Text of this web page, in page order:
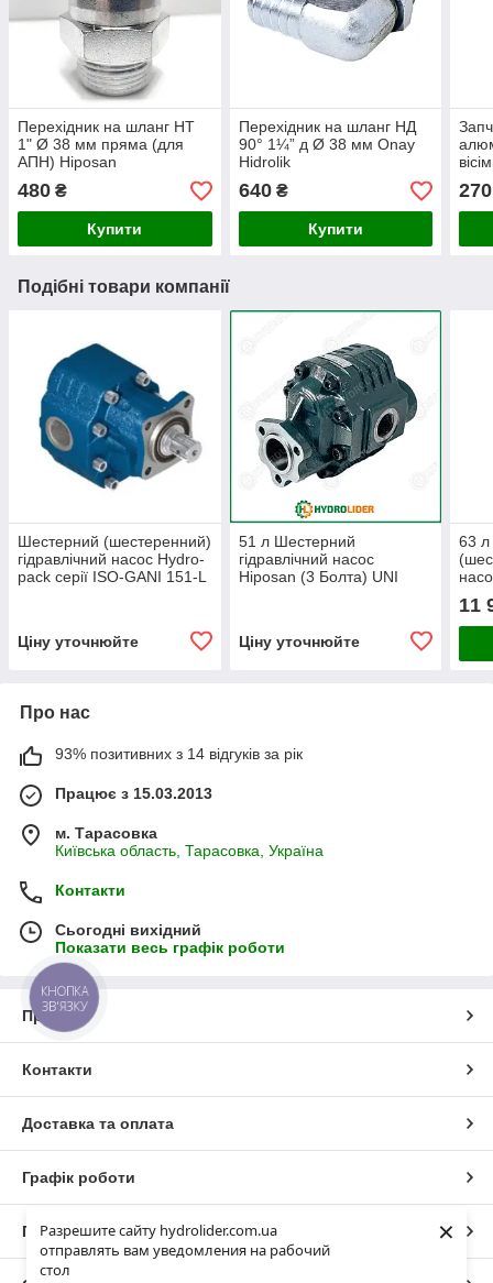
Разрешите сайту hydrolider.com.ua
отправлять вам уведомления на рабочий
стол
×
Перехідник на шланг НТ
1" Ø 38 мм пряма (для
АПН) Hiposan
480 ₴
Купити
Перехідник на шланг НД
90° 1¼” д Ø 38 мм Onay
Hidrolik
640₴
Купити
270
Подібні товари компанії
Шестерний (шестеренний)
гідравлічний насос Hydro-
pack серії ISO-GANI 151-L
Ціну уточнюйте
51 л Шестерний
гідравлічний насос
Hiposan (3 Болта) UNI
Ціну уточнюйте
63 л
11
Про нас
93% позитивних з 14 відгуків за рік
Працює з 15.03.2013
м. Тарасовка
Київська область, Тарасовка, Україна
Контакти
Сьогодні вихідний
Показати весь графік роботи
Про нас
Контакти
Доставка та оплата
Графік роботи
Повна версія сайту
КНОПКА
ЗВ'ЯЗКУ